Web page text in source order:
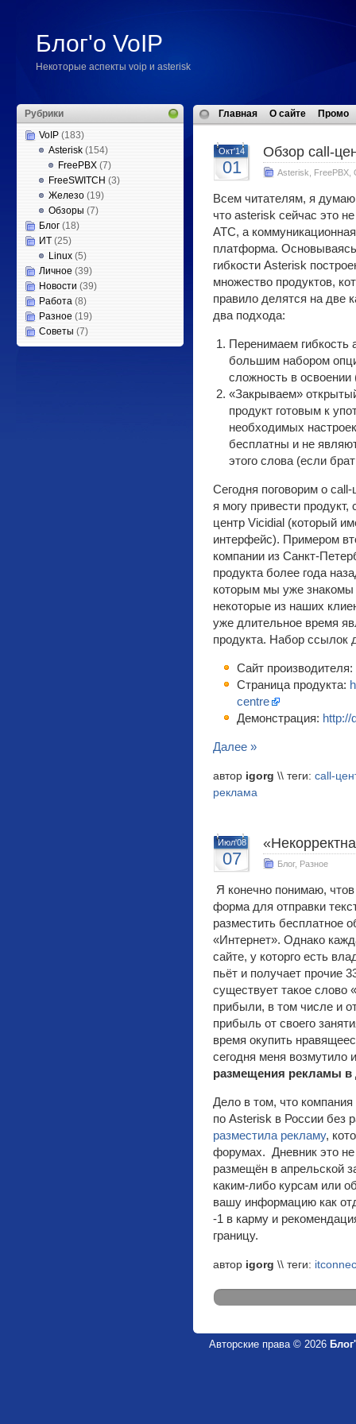
Блог'о VoIP
Некоторые аспекты voip и asterisk
Рубрики
VoIP (183)
Asterisk (154)
FreePBX (7)
FreeSWITCH (3)
Железо (19)
Обзоры (7)
Блог (18)
ИТ (25)
Linux (5)
Личное (39)
Новости (39)
Работа (8)
Разное (19)
Советы (7)
Главная О сайте Промо
Окт'14
01
Обзор call-
Asterisk FreePBX
Всем читателям, я
что asterisk сейчас это
АТС, а коммуникационная
платформа.
гибкости Asterisk
множество продуктов,
правило делятся на две
два подхода:
Перенимаем гибкость
большим набором
сложность в
«Закрываем»
продукт готовым к
необходимых
бесплатны и не
этого слова (если
Сегодня поговорим о
я могу привести
центр Vicidial (который
интерфейс). Примером
компании из Санкт-
продукта более года
которым мы уже знакомы
некоторые из наших
уже длительное время
продукта. Набор ссылок
Сайт производителя:
Страница продукта:
centre
Демонстрация: http://
Далее »
автор igorg \\ теги: call-
реклама
Июл'08
07 Блог, Разное
Я конечно понимаю,
форма для отправки
разместить бесплатное
«Интернет». Однако
сайте, у которго есть
пьёт и получает прочие
существует такое слово
прибыли, в том числе и
прибыль от своего
время окупить
сегодня меня возмутило
размещения рекламы в
Дело в том, что
по Asterisk в России без
разместила рекламу,
форумах. Дневник это
размещён в апрельской
каким-либо курсам или
вашу информацию как
-1 в карму и
границу.
автор igorg \\ теги:
Авторские права © 2026